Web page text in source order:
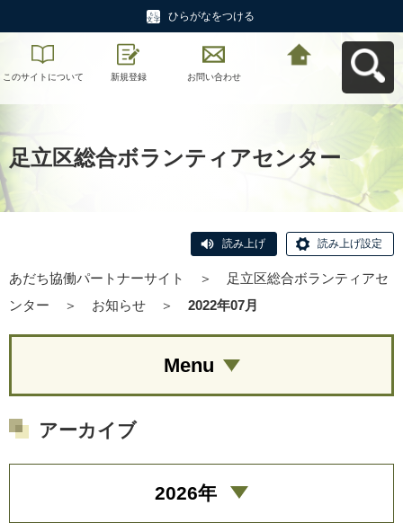
ひらがなをつける
このサイトについて 新規登録 お問い合わせ
足立区総合ボランティアセンター
読み上げ 読み上げ設定
あだち協働パートナーサイト ＞
足立区総合ボランティアセ
ンター
＞ お知らせ ＞ 2022年07月
Menu
アーカイブ
2026年